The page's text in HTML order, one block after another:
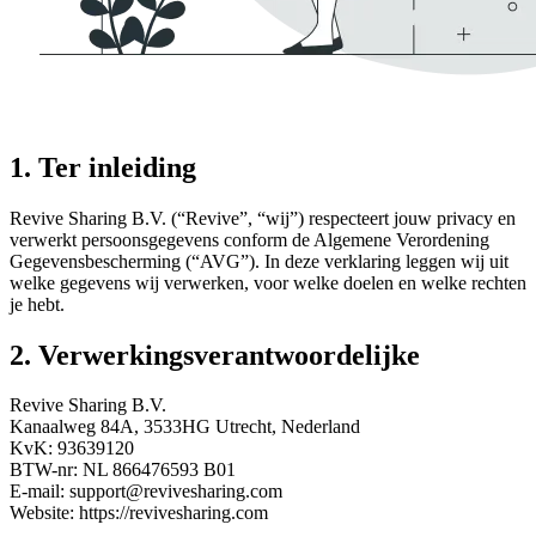
1. Ter inleiding
Revive Sharing B.V. (“Revive”, “wij”) respecteert jouw privacy en
verwerkt persoonsgegevens conform de Algemene Verordening
Gegevensbescherming (“AVG”). In deze verklaring leggen wij uit
welke gegevens wij verwerken, voor welke doelen en welke rechten
je hebt.
2. Verwerkingsverantwoordelijke
Revive Sharing B.V.
Kanaalweg 84A, 3533HG Utrecht, Nederland
KvK: 93639120
BTW-nr: NL 866476593 B01
E-mail: support@revivesharing.com
Website: https://revivesharing.com